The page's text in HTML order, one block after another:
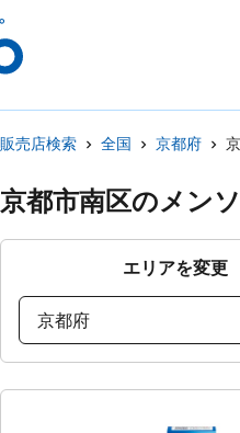
販売店検索 全国 京都府
京都市南区のメン
エリアを変更
京都府